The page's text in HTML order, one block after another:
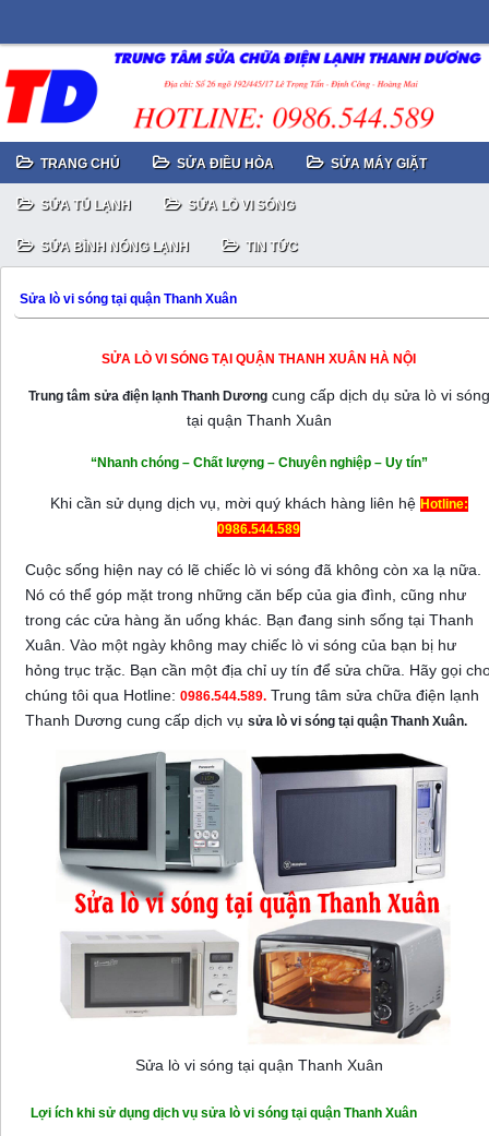
TRANG CHỦ SỬA ĐIỀU HÒA SỬA MÁY GIẶT
SỬA TỦ LẠNH SỬA LÒ VI SÓNG
SỬA BÌNH NÓNG LẠNH TIN TỨC
Sửa lò vi sóng tại quận Thanh Xuân
SỬA LÒ VI SÓNG TẠI QUẬN THANH XUÂN HÀ NỘI
Trung tâm sửa điện lạnh Thanh Dươngcung cấp dịch dụ sửa lò vi sóng
tại quận Thanh Xuân
“Nhanh chóng – Chất lượng – Chuyên nghiệp – Uy tín”
Khi cần sử dụng dịch vụ, mời quý khách hàng liên hệ Hotline:
0986.544.589
Cuộc sống hiện nay có lẽ chiếc lò vi sóng đã không còn xa lạ nữa.
Nó có thể góp mặt trong những căn bếp của gia đình, cũng như
trong các cửa hàng ăn uống khác. Bạn đang sinh sống tại Thanh
Xuân. Vào một ngày không may chiếc lò vi sóng của bạn bị hư
hỏng trục trặc. Bạn cần một địa chỉ uy tín để sửa chữa. Hãy gọi
chúng tôi qua Hotline: 0986.544.589. Trung tâm sửa chữa điện lạnh
Thanh Dương cung cấp dịch vụ sửa lò vi sóng tại quận Thanh Xuân.
Sửa lò vi sóng tại quận Thanh Xuân
Lợi ích khi sử dụng dịch vụ sửa lò vi sóng tại quận Thanh Xuân